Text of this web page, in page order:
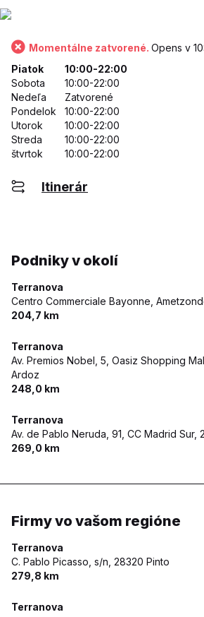
Momentálne zatvorené. Opens v
Piatok
10:00-22:00
Sobota
10:00-22:00
Nedeľa
Zatvorené
Pondelok
10:00-22:00
Utorok
10:00-22:00
Streda
10:00-22:00
štvrtok
10:00-22:00
Itinerár
Podniky v okolí
Terranova
Centro Commerciale Bayonne,
204,7 km
Terranova
Av. Premios Nobel, 5, Oasiz Shopping
Ardoz
248,0 km
Terranova
Av. de Pablo Neruda, 91, CC Madrid Sur,
269,0 km
Firmy vo vašom regióne
Terranova
C. Pablo Picasso, s/n, 28320 Pinto
279,8 km
Terranova